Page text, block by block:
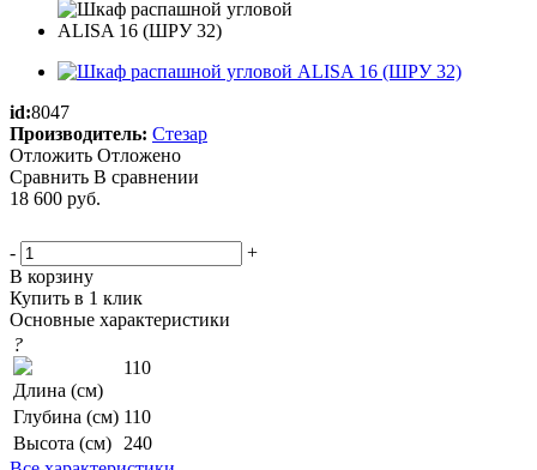
id:8047
Производитель: Стезар
Отложить Отложено
Сравнить В сравнении
18 600 руб.
-
+
В корзину
Купить в 1 клик
Основные характеристики
?
Длина (см)
110
Глубина (см) 110
Высота (см)
240